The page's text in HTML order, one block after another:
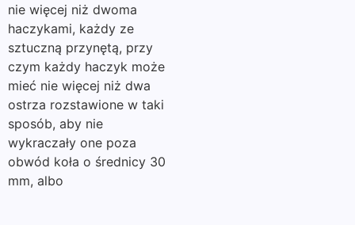
nie więcej niż dwoma
haczykami, każdy ze
sztuczną przynętą, przy
czym każdy haczyk może
mieć nie więcej niż dwa
ostrza rozstawione w taki
sposób, aby nie
wykraczały one poza
obwód koła o średnicy 30
mm, albo